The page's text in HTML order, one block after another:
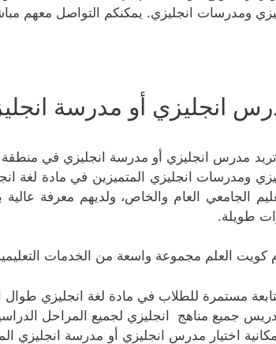
ومدرسات انجليزي. يمكنكم التواصل معهم
انجليزي أو مدرسة
مدرس انجليزي أو مدرسة انجليزي في منطقة
ومدرسات انجليزي المتميزين في مادة لغة
الجامعي العام والخاص، ولديهم معرفة
طويلة.
كويت العلم مجموعة واسعة من الخدمات
اختيار مدرس انجليزي أو مدرسة انجليزي